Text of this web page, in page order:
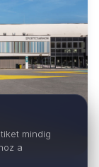
mindig
a